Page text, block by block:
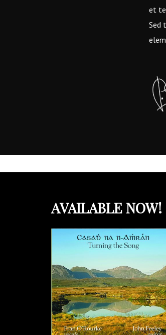
et
Sed
AVAILABLE NOW!
Casadh na n-
Amhrán /
Turning the
Song